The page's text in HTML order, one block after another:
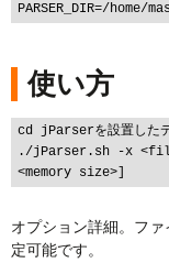
使い方
cd jParserを設置した
./jParser.sh -x
オプション詳細。フ
定可能です。